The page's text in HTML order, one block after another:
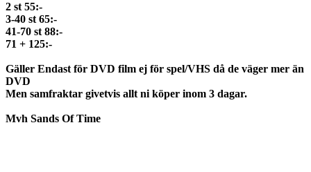
2 st 55:-
3-40 st 65:-
41-70 st 88:-
71 + 125:-
Gäller Endast för DVD film ej för spel/VHS då de väger mer än
DVD
Men samfraktar givetvis allt ni köper inom 3 dagar.
Mvh Sands Of Time